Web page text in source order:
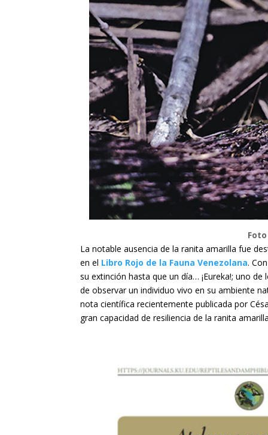
La notable ausencia de la ranita amarilla fue
en el Libro Rojo de la Fauna Venezolana.
su extinción hasta que un día… ¡Eureka!; uno
de observar un individuo vivo en su ambiente
nota científica recientemente publicada por
gran capacidad de resiliencia de la ranita